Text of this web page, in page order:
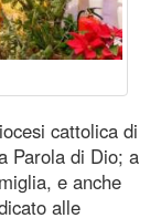
cattolica di
Parola di Dio; a
e anche
alle